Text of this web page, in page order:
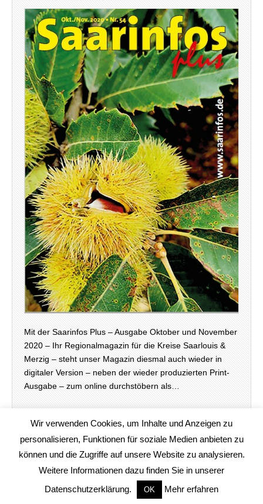
Mit der Saarinfos Plus – Ausgabe Oktober und November
2020 – Ihr Regionalmagazin für die Kreise Saarlouis &
Merzig – steht unser Magazin diesmal auch wieder in
digitaler Version – neben der wieder produzierten Print-
Ausgabe – zum online durchstöbern als…
www.saarinfos.de. All Rights Reserved.
The Magazine Basic Theme by
bavotasan.com.
Wir verwenden Cookies, um Inhalte und Anzeigen zu
personalisieren, Funktionen für soziale Medien anbieten zu
können und die Zugriffe auf unsere Website zu analysieren.
Weitere Informationen dazu finden Sie in unserer
Datenschutzerklärung.
OK Mehr erfahren